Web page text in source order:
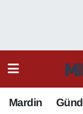
Mardin